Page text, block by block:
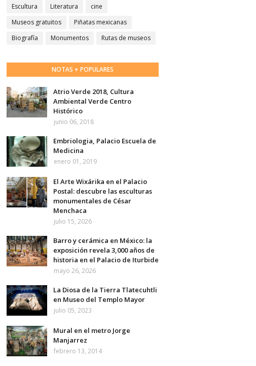
Escultura
Literatura
cine
Museos gratuitos
Piñatas mexicanas
Biografía
Monumentos Rutas de museos
NOTAS + POPULARES
Atrio Verde 2018, Cultura
Ambiental Verde Centro
Histórico
junio 06, 2018
Embriologia, Palacio Escuela de
Medicina
enero 01, 2019
El Arte Wixárika en el Palacio
Postal: descubre las esculturas
monumentales de César
Menchaca
julio 15, 2026
Barro y cerámica en México: la
exposición revela 3,000 años de
historia en el Palacio de Iturbide
mayo 26, 2026
La Diosa de la Tierra Tlatecuhtli
en Museo del Templo Mayor
julio 05, 2023
Mural en el metro Jorge
Manjarrez
febrero 13, 2014